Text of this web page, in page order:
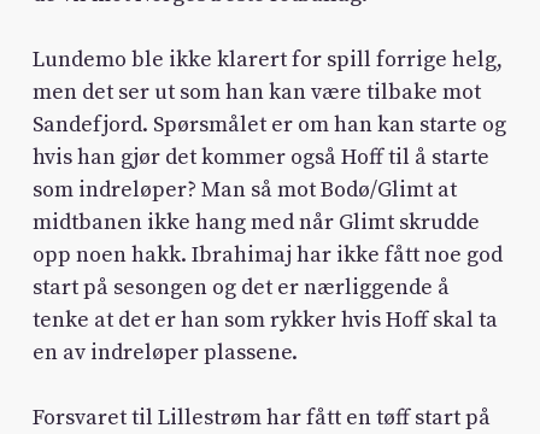
Lundemo ble ikke klarert for spill forrige helg,
men det ser ut som han kan være tilbake mot
Sandefjord. Spørsmålet er om han kan starte og
hvis han gjør det kommer også Hoff til å starte
som indreløper? Man så mot Bodø/Glimt at
midtbanen ikke hang med når Glimt skrudde
opp noen hakk. Ibrahimaj har ikke fått noe god
start på sesongen og det er nærliggende å
tenke at det er han som rykker hvis Hoff skal ta
en av indreløper plassene.
Forsvaret til Lillestrøm har fått en tøff start på